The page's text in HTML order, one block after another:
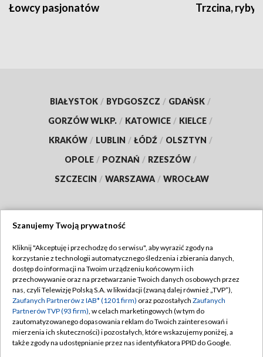
Łowcy pasjonatów Trzcina, ryby
BIAŁYSTOK / BYDGOSZCZ / GDAŃSK /
GORZÓW WLKP. / KATOWICE / KIELCE /
KRAKÓW / LUBLIN / ŁÓDŹ / OLSZTYN /
OPOLE / POZNAŃ / RZESZÓW /
SZCZECIN / WARSZAWA / WROCŁAW
TVP
Abonament TVP
Emisja w TVP
Centrum informacji TVP
Naziemna Telewizja Cyfrowa
Regulamin TVP
Polityka prywatności
Moje zgody
Pomoc
Szanujemy Twoją prywatność
Kliknij "Akceptuję i przechodzę do serwisu", aby wyrazić zgody na
korzystanie z technologii automatycznego śledzenia i zbierania danych,
dostęp do informacji na Twoim urządzeniu końcowym i ich
przechowywanie oraz na przetwarzanie Twoich danych osobowych przez
nas, czyli Telewizję Polską S.A. w likwidacji (zwaną dalej również „TVP”),
Zaufanych Partnerów z IAB* (1201 firm) oraz pozostałych Zaufanych
Partnerów TVP (93 firm), w celach marketingowych (w tym do
zautomatyzowanego dopasowania reklam do Twoich zainteresowań i
mierzenia ich skuteczności) i pozostałych, które wskazujemy poniżej, a
także zgody na udostępnianie przez nas identyfikatora PPID do Google.